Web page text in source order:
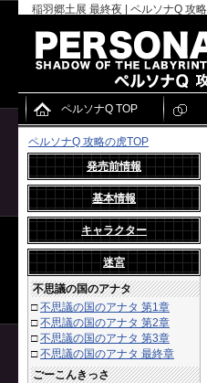
稲羽郷土展 最終夜 | ペルソナQ 攻
ペルソナQ 攻略の虎TOP
発売前情報
基本情報
キャラクター
迷宮
不思議の国のアナタ
□不思議の国のアナタ 第1章
□不思議の国のアナタ 第2章
□不思議の国のアナタ 第3章
□不思議の国のアナタ 最終章
ごーこんきっさ
ペルソナQ TOP